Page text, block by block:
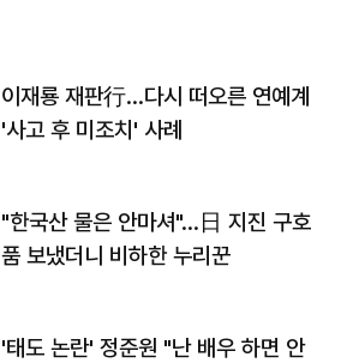
이재룡 재판行…다시 떠오른 연예계
'사고 후 미조치' 사례
"한국산 물은 안마셔"…日 지진 구호
품 보냈더니 비하한 누리꾼
'태도 논란' 정준원 "난 배우 하면 안